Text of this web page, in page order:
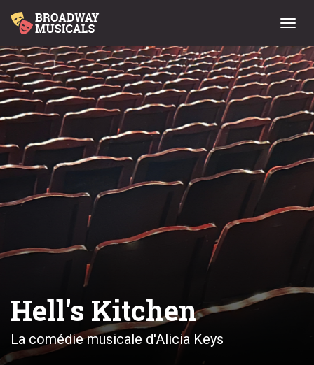
Menu
Hell's Kitchen
La comédie musicale d'Alicia Keys